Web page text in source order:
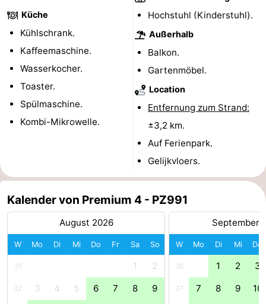
Rundfahrten
-
Spielplätze
Indoor-
Spielplätze
-
Bowling
Minigolfplätze
Wellness-
&
Städte
Natur
Führungen
Sport
-
Schwimmbader
Küche
Kühlschrank.
Kaffeemaschine.
Wasserkocher.
Toaster.
Spülmaschine.
Kombi-Mikrowelle.
Hochstuhl (Kinderstuhl).
Außerhalb
Balkon.
Gartenmöbel.
Location
Entfernung zum Strand:
±3,2 km.
Auf Ferienpark.
Gelijkvloers.
Kalender von Premium 4 - PZ991
August 2026
W Mo Di Mi Do Fr Sa So
31 1 2
32 3 4 5 6 7 8 9
September
W Mo Di Mi Do
36 1 2 3
37 7 8 9 10